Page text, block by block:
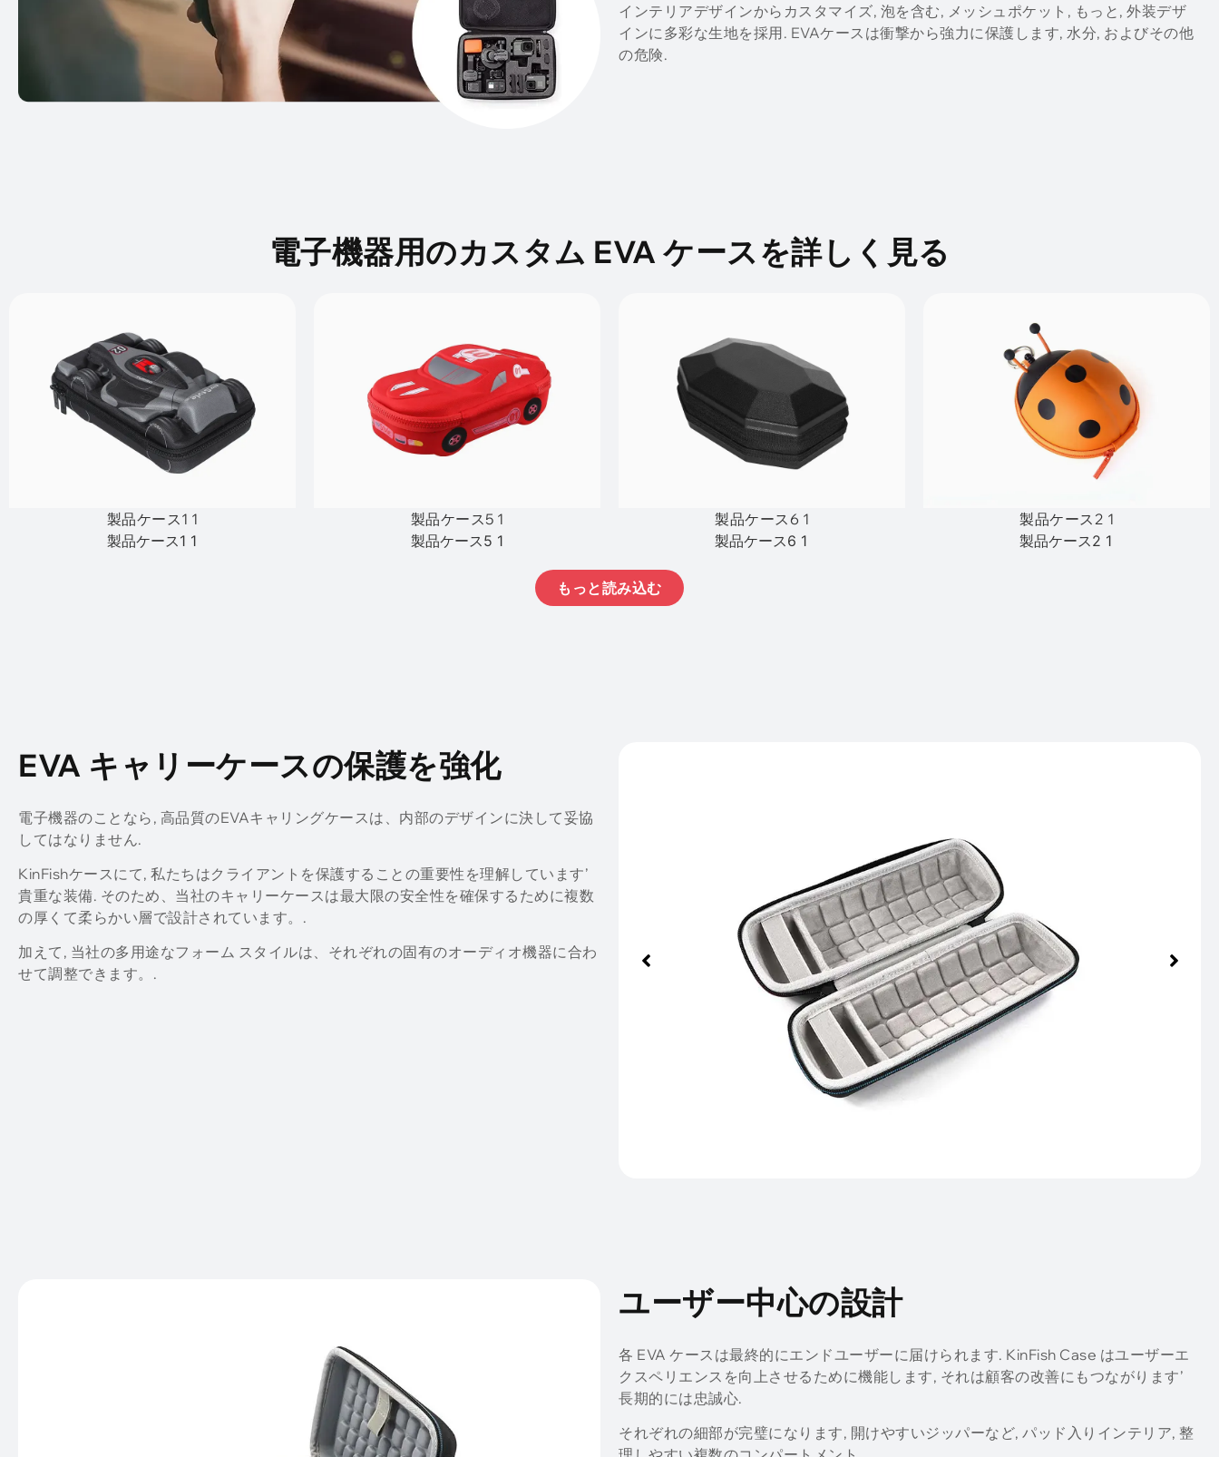
インテリアデザインからカスタマイズ, 泡を含む, メッシュポケット, もっと, 外装デザ
インに多彩な生地を採用. EVAケースは衝撃から強力に保護します, 水分, およびその他
の危険.
電子機器用のカスタム EVA ケースを詳しく見る
製品ケース1 1
製品ケース1 1
製品ケース5 1
製品ケース5 1
製品ケース6 1
製品ケース6 1
製品ケース2 1
製品ケース2 1
もっと読み込む
EVA キャリーケースの保護を強化
電子機器のことなら, 高品質のEVAキャリングケースは、内部のデザインに決して妥協
してはなりません.
KinFishケースにて, 私たちはクライアントを保護することの重要性を理解しています’
貴重な装備. そのため、当社のキャリーケースは最大限の安全性を確保するために複数
の厚くて柔らかい層で設計されています。.
加えて, 当社の多用途なフォーム スタイルは、それぞれの固有のオーディオ機器に合わ
せて調整できます。.
ユーザー中心の設計
各 EVA ケースは最終的にエンドユーザーに届けられます. KinFish Case はユーザーエ
クスペリエンスを向上させるために機能します, それは顧客の改善にもつながります’
長期的には忠誠心.
それぞれの細部が完璧になります, 開けやすいジッパーなど, パッド入りインテリア, 整